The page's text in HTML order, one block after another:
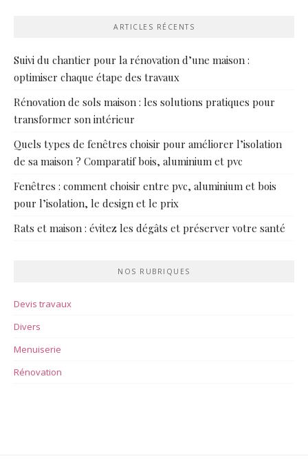
ARTICLES RÉCENTS
Suivi du chantier pour la rénovation d’une maison :
optimiser chaque étape des travaux
Rénovation de sols maison : les solutions pratiques pour
transformer son intérieur
Quels types de fenêtres choisir pour améliorer l’isolation
de sa maison ? Comparatif bois, aluminium et pvc
Fenêtres : comment choisir entre pvc, aluminium et bois
pour l’isolation, le design et le prix
Rats et maison : évitez les dégâts et préserver votre santé
NOS RUBRIQUES
Devis travaux
Divers
Menuiserie
Rénovation